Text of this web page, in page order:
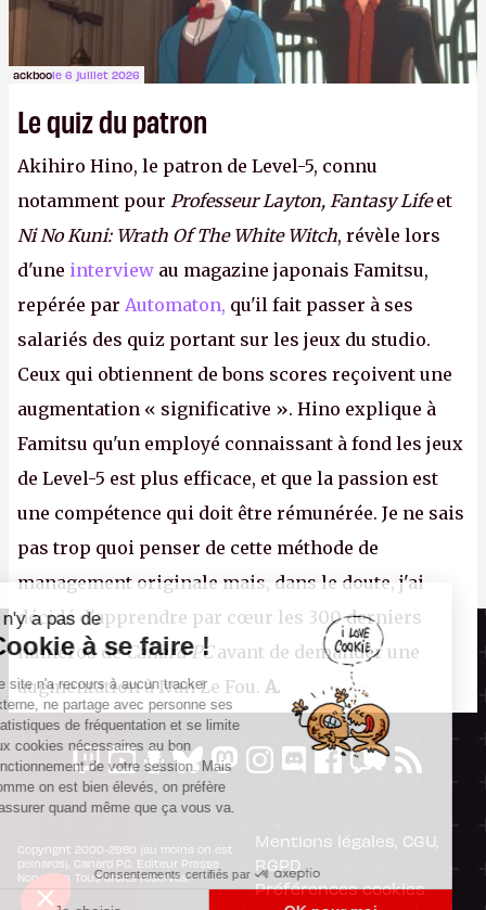
ackboole 6 juillet 2026
Le quiz du patron
Akihiro Hino, le patron de Level-5, connu
notamment pour Professeur Layton, Fantasy Lifeet
Ni No Kuni: Wrath Of The White Witch, révèle lors
d'une interview au magazine japonais Famitsu,
repérée par Automaton, qu'il fait passer à ses
salariés des quiz portant sur les jeux du studio.
Ceux qui obtiennent de bons scores reçoivent une
augmentation « significative ». Hino explique à
Famitsu qu'un employé connaissant à fond les jeux
de Level-5 est plus efficace, et que la passion est
une compétence qui doit être rémunérée. Je ne sais
pas trop quoi penser de cette méthode de
management originale mais, dans le doute, j'ai
décidé d'apprendre par cœur les 300 derniers
numéros deCanard PCavant de demander une
augmentation à Ivan Le Fou. A.
Canard PC
Kiosque numérique
Boutique
Copyright 2000-2980 (au moins on est
peinards), Canard PC. Editeur Presse
Non-Stop. Tous droits réservés.
Mentions légales, CGU,
RGPD
Préférences cookies
Il n'y a pas de
Cookie à se faire !
Ce site n'a recours à aucun tracker
externe, ne partage avec personne ses
statistiques de fréquentation et se limite
aux cookies nécessaires au bon
fonctionnement de votre session. Mais
comme on est bien élevés, on préfère
s'assurer quand même que ça vous va.
Consentements certifiés par